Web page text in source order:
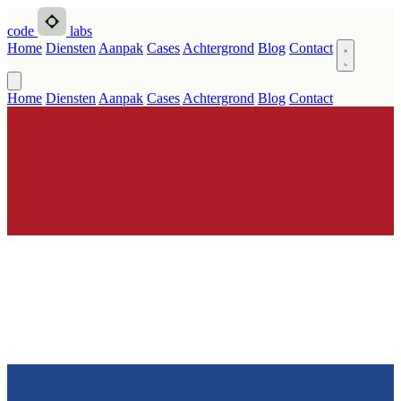
code
labs
Home Diensten Aanpak Cases Achtergrond Blog Contact
Home Diensten Aanpak Cases Achtergrond Blog Contact